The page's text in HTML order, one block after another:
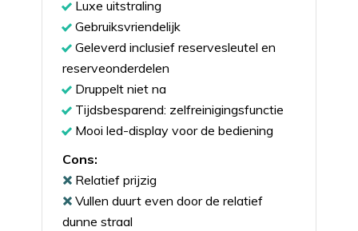
Luxe uitstraling
Gebruiksvriendelijk
Geleverd inclusief reservesleutel en
reserveonderdelen
Druppelt niet na
Tijdsbesparend: zelfreinigingsfunctie
Mooi led-display voor de bediening
Cons:
Relatief prijzig
Vullen duurt even door de relatief
dunne straal